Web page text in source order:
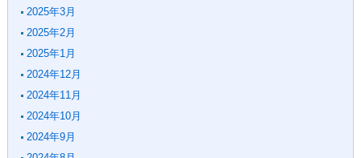
2025年3月
2025年2月
2025年1月
2024年12月
2024年11月
2024年10月
2024年9月